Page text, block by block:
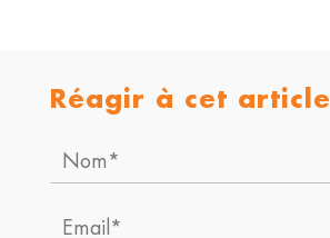
Réagir à cet article
Nom*
Email*